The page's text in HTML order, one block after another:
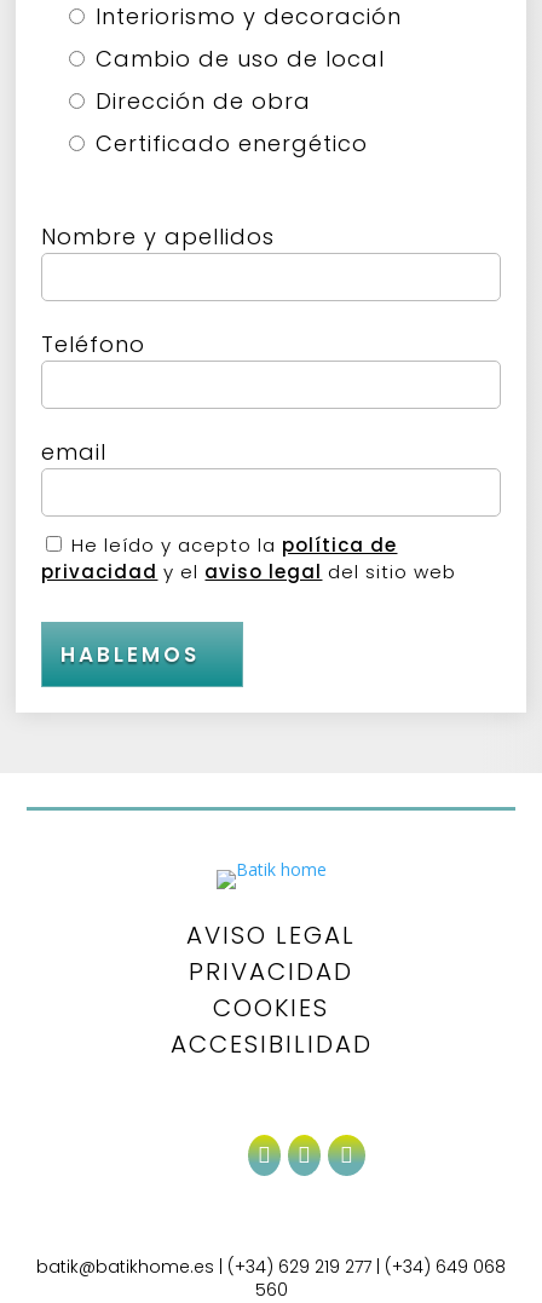
Interiorismo y decoración
Cambio de uso de local
Dirección de obra
Certificado energético
Nombre y apellidos
Teléfono
email
He leído y acepto la política de
privacidad y el aviso legal del sitio web
HABLEMOS
AVISO LEGAL
PRIVACIDAD
COOKIES
ACCESIBILIDAD
  
batik@batikhome.es (+34) 629 219 277 (+34) 649 068
560